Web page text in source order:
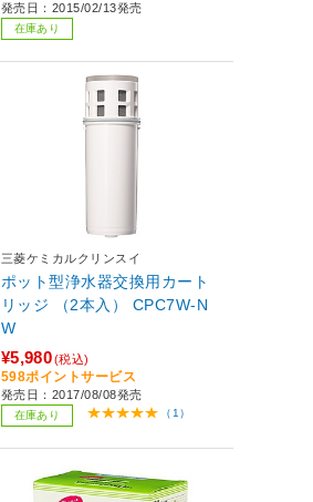
発売日：2015/02/13発売
在庫あり
三菱ケミカルクリンスイ
ポット型浄水器交換用カート
リッジ （2本入） CPC7W-N
W
¥5,980(税込)
598ポイントサービス
発売日：2017/08/08発売
在庫あり （1）